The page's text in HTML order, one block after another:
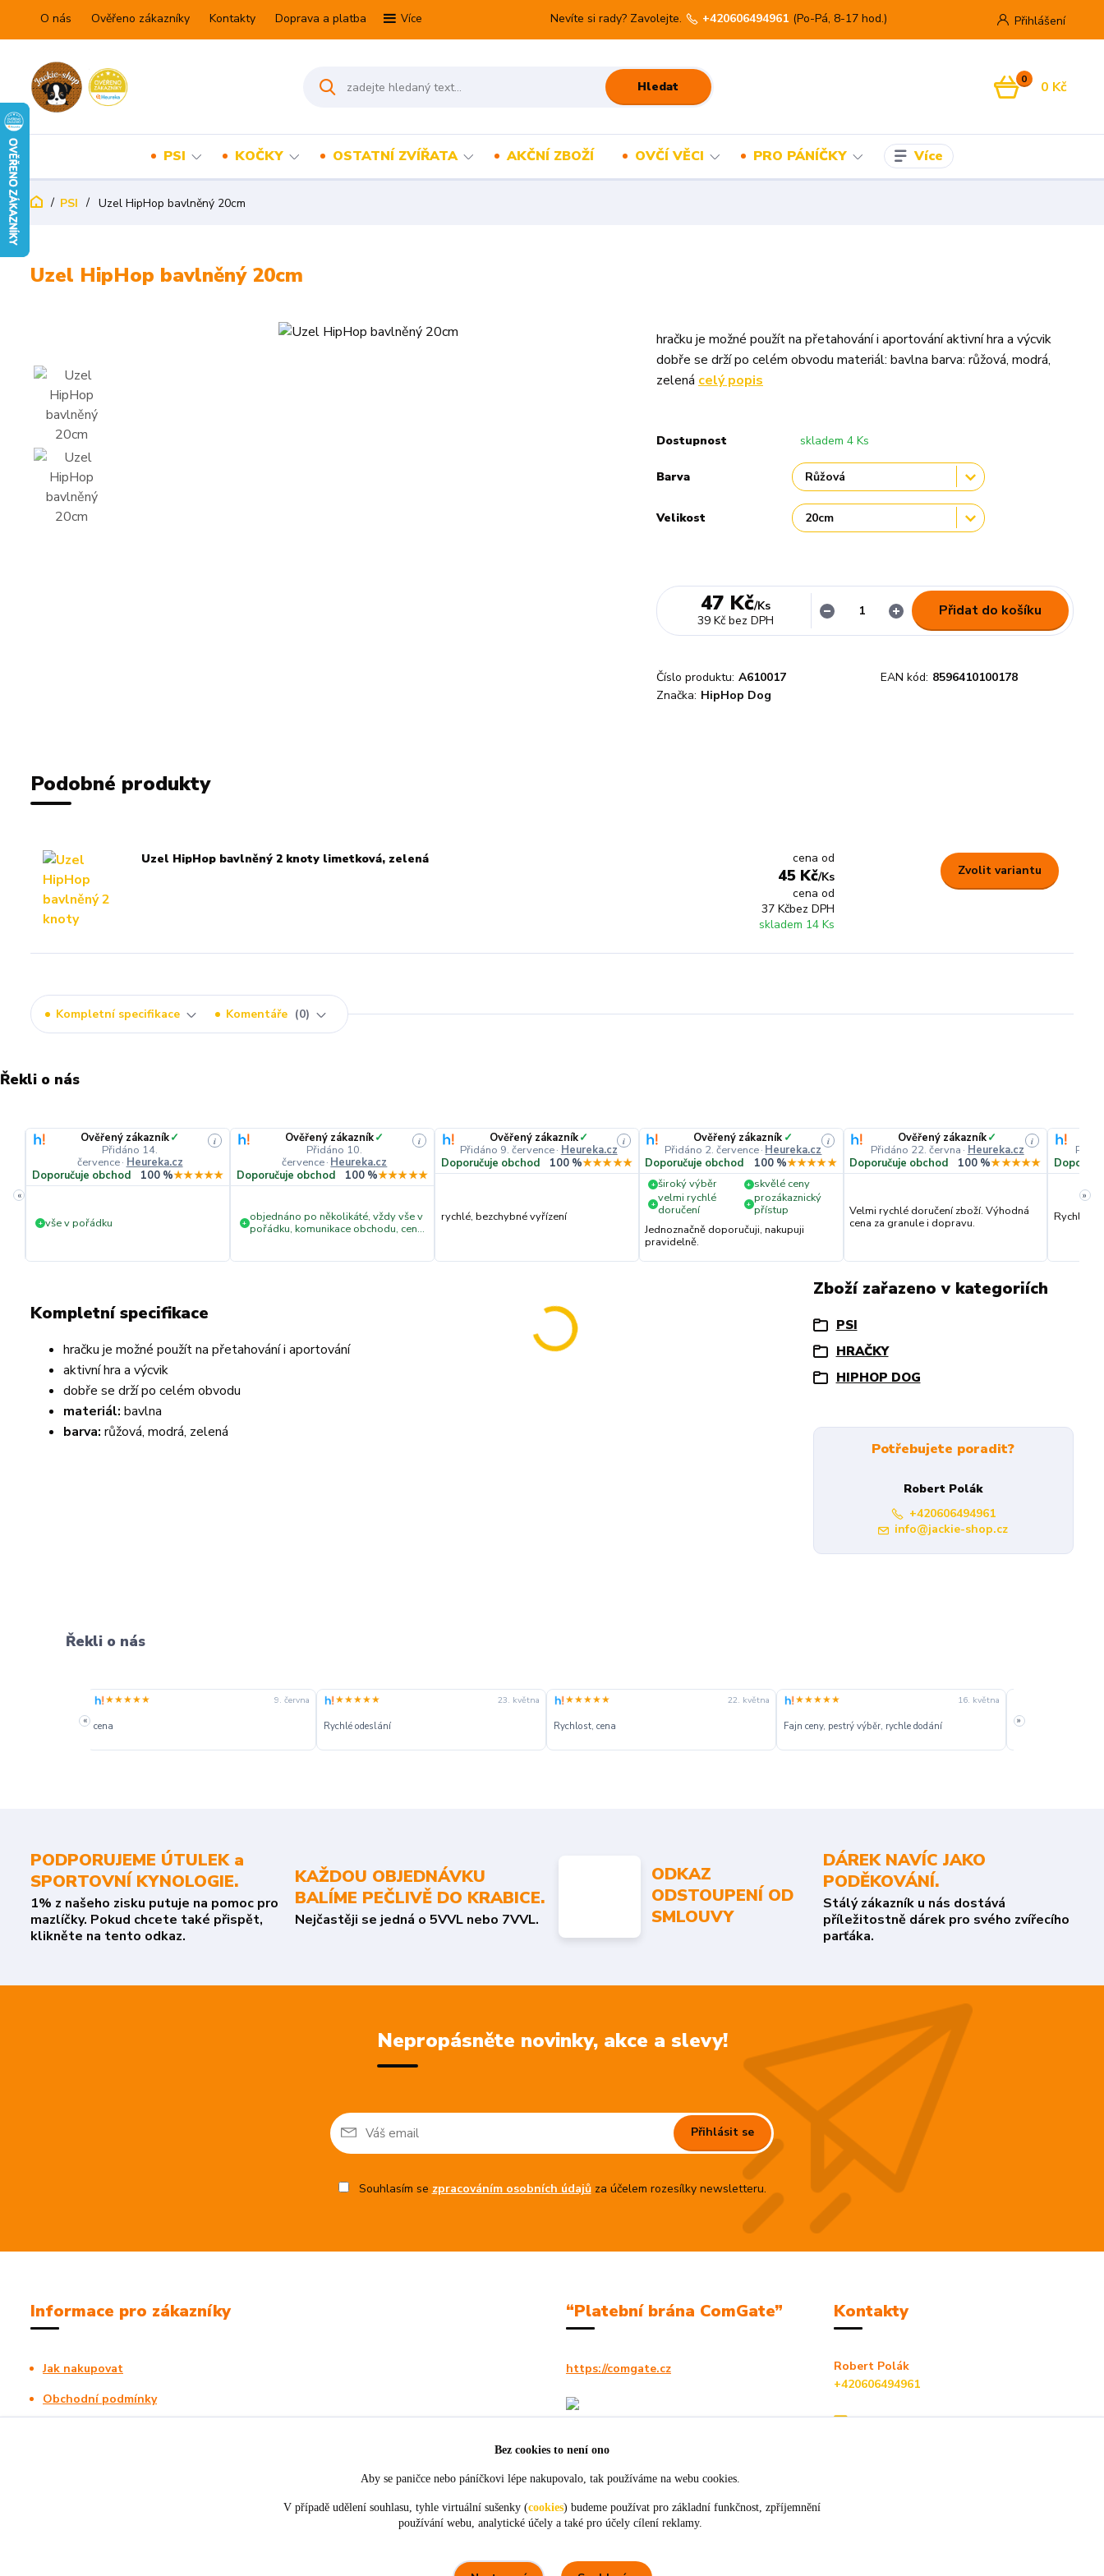
O nás Ověřeno zákazníky Kontakty Doprava a platba Více Přihlášení
Hledat
Nevíte si rady? Zavolejte. +420606494961 (Po-Pá, 8-17 hod.)
0 0 Kč
PSI KOČKY OSTATNÍ ZVÍŘATA AKČNÍ ZBOŽÍ OVČÍ VĚCI PRO PÁNÍČKY Více
PSI Uzel HipHop bavlněný 20cm
Uzel HipHop bavlněný 20cm
hračku je možné použít na přetahování i aportování aktivní hra a výcvik
dobře se drží po celém obvodu materiál: bavlna barva: růžová, modrá,
zelená celý popis
Dostupnost skladem 4 Ks
Barva
Velikost
47 Kč/Ks
39 Kč bez DPH
Přidat do košíku
Číslo produktu: A610017 EAN kód: 8596410100178
Značka: HipHop Dog
Podobné produkty
Uzel HipHop bavlněný 2 knoty limetková, zelená cena od
45 Kč/Ks
cena od
37 Kčbez DPH
skladem 14 Ks
Zvolit variantu
Kompletní specifikace Komentáře 0
Řekli o nás
«
Ověřený zákazník✓
Přidáno 14.
července· Heureka.cz
i
Doporučuje obchod 100 %★★★★★
+ vše v pořádku
Ověřený zákazník✓
Přidáno 10.
července· Heureka.cz
i
Doporučuje obchod 100 %★★★★★
+ objednáno po několikáté, vždy vše v
pořádku, komunikace obchodu, ceny,
Ověřený zákazník✓
Přidáno 9. července· Heureka.cz
i
Doporučuje obchod 100 %★★★★★
rychlé, bezchybné vyřízení
Ověřený zákazník ✓
Přidáno 2. července· Heureka.cz
i
Doporučuje obchod 100 %★★★★★
+ široký výběr + skvělé ceny
+ velmi rychlé
doručení
+ prozákaznický
přístup
Jednoznačně doporučuji, nakupuji
pravidelně.
Ověřený zákazník✓
Přidáno 22. června · Heureka.cz
i
Doporučuje obchod 100 %★★★★★
Velmi rychlé doručení zboží. Výhodná
cena za granule i dopravu.
Rychlost
»
Kompletní specifikace
hračku je možné použít na přetahování i aportování
aktivní hra a výcvik
dobře se drží po celém obvodu
materiál: bavlna
barva: růžová, modrá, zelená
Zboží zařazeno v kategoriích
PSI
HRAČKY
HIPHOP DOG
Potřebujete poradit?
Robert Polák
+420606494961
info@jackie-shop.cz
Řekli o nás
«
★★★★★ 23. května
Rychlé odeslání
★★★★★ 22. května
Rychlost, cena
★★★★★ 16. května
Fajn ceny, pestrý výběr, rychle dodání
★★★★★ 12. května
rychlé dodání za super ceny
cena
»
PODPORUJEME ÚTULEK a
SPORTOVNÍ KYNOLOGIE.
1% z našeho zisku putuje na pomoc pro
mazlíčky. Pokud chcete také přispět,
klikněte na tento odkaz.
KAŽDOU OBJEDNÁVKU
BALÍME PEČLIVĚ DO KRABICE.
Nejčastěji se jedná o 5VVL nebo 7VVL.
ODKAZ
ODSTOUPENÍ OD
SMLOUVY
DÁREK NAVÍC JAKO
PODĚKOVÁNÍ.
Stálý zákazník u nás dostává
příležitostně dárek pro svého zvířecího
parťáka.
Nepropásněte novinky, akce a slevy!
Přihlásit se
Souhlasím se zpracováním osobních údajůza účelem rozesílky newsletteru.
Informace pro zákazníky
Jak nakupovat
Obchodní podmínky
“Platební brána ComGate”
https://comgate.cz
Kontakty
Robert Polák
+420606494961
info@jackie-shop.cz
Bez cookies to není ono
Aby se paničce nebo páníčkovi lépe nakupovalo, tak používáme na webu cookies.
V případě udělení souhlasu, tyhle virtuální sušenky (cookies) budeme používat pro základní funkčnost, zpříjemnění
používání webu, analytické účely a také pro účely cílení reklamy.